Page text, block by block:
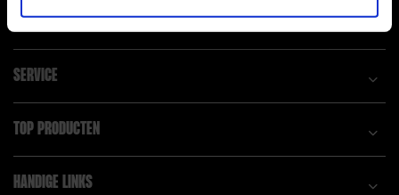
POPULAIRE BLOGS
SERVICE
TOP PRODUCTEN
HANDIGE LINKS